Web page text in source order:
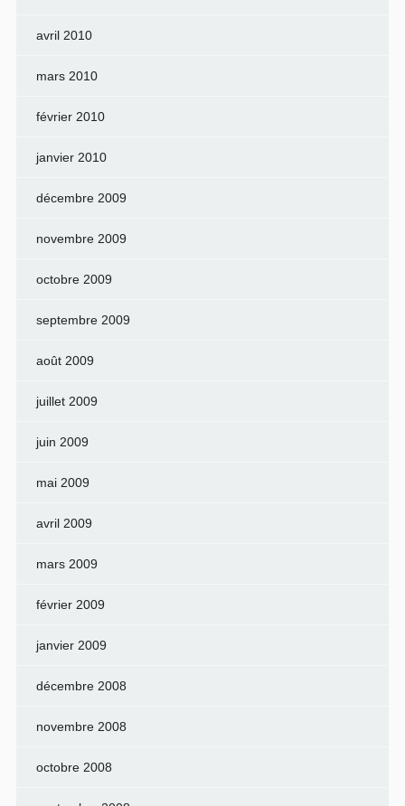
avril 2010
mars 2010
février 2010
janvier 2010
décembre 2009
novembre 2009
octobre 2009
septembre 2009
août 2009
juillet 2009
juin 2009
mai 2009
avril 2009
mars 2009
février 2009
janvier 2009
décembre 2008
novembre 2008
octobre 2008